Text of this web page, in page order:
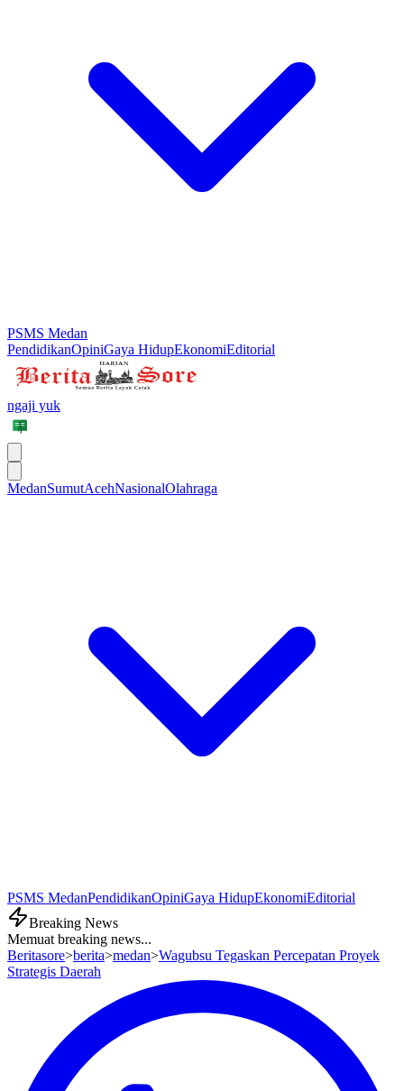
PSMS Medan
PendidikanOpiniGaya HidupEkonomiEditorial
ngaji yuk
MedanSumutAcehNasionalOlahraga
PSMS MedanPendidikanOpiniGaya HidupEkonomiEditorial
Breaking News
Memuat breaking news...
Beritasore>berita>medan>Wagubsu Tegaskan Percepatan Proyek
Strategis Daerah